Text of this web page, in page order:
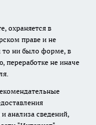
охраняется в
праве и не
то ни было форме, в
переработке не иначе
анализа сведений,